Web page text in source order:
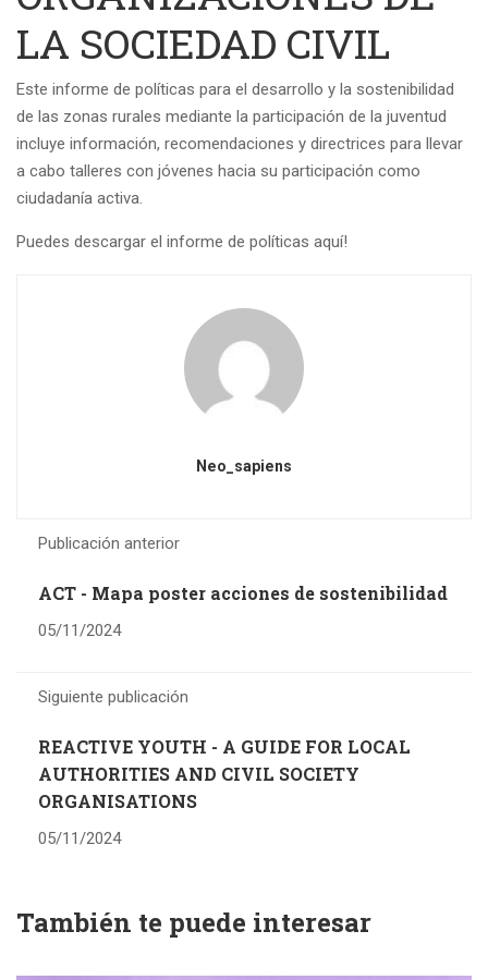
LA SOCIEDAD CIVIL
Este informe de políticas para el desarrollo y la sostenibilidad
de las zonas rurales mediante la participación de la juventud
incluye información, recomendaciones y directrices para llevar
a cabo talleres con jóvenes hacia su participación como
ciudadanía activa.
Puedes descargar el informe de políticas aquí!
Neo_sapiens
Publicación anterior
ACT - Mapa poster acciones de sostenibilidad
05/11/2024
Siguiente publicación
REACTIVE YOUTH - A GUIDE FOR LOCAL
AUTHORITIES AND CIVIL SOCIETY
ORGANISATIONS
05/11/2024
También te puede interesar